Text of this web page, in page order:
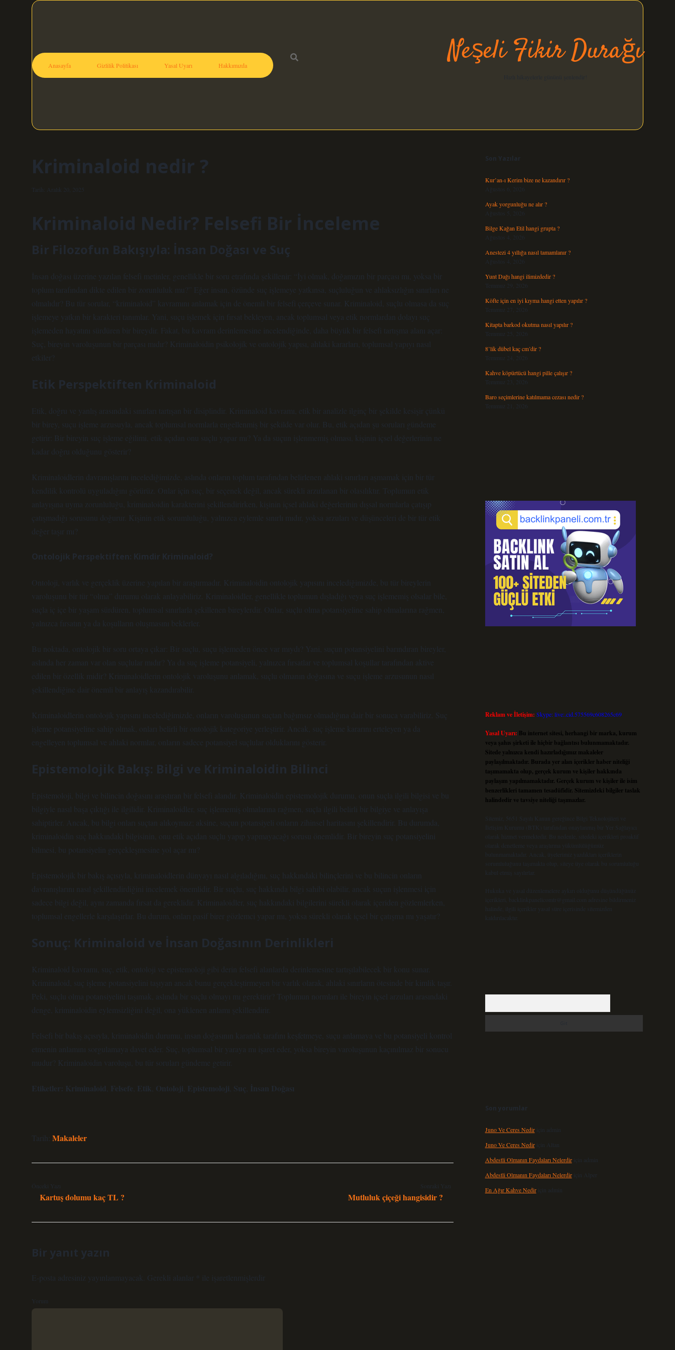
Anasayfa Gizlilik Politikası Yasal Uyarı Hakkımızda Neşeli Fikir Durağı
Kriminaloid nedir ?
Tarih: Aralık 20, 2025
Kriminaloid Nedir? Felsefi Bir İnceleme
Bir Filozofun Bakışıyla: İnsan Doğası ve Suç
İnsan doğası üzerine yazılan felsefi metinler, genellikle bir soru etrafında şekillenir: “İyi olmak, doğamızın bir parçası mı, yoksa bir
toplum tarafından dikte edilen bir zorunluluk mu?” Eğer insan, özünde suç işlemeye yatkınsa, suçluluğun ve ahlaksızlığın sınırları ne
olmalıdır? Bu tür sorular, “kriminaloid” kavramını anlamak için de önemli bir felsefi çerçeve sunar. Kriminaloid, suçlu olmasa da suç
işlemeye yatkın bir karakteri tanımlar. Yani, suçu işlemek için fırsat bekleyen, ancak toplumsal veya etik normlardan dolayı suç
işlemeden hayatını sürdüren bir bireydir. Fakat, bu kavram derinlemesine incelendiğinde, daha büyük bir felsefi tartışma alanı açar:
Suç, bireyin varoluşunun bir parçası mıdır? Kriminaloidin psikolojik ve ontolojik yapısı, ahlaki kararları, toplumsal yapıyı nasıl
etkiler?
Etik Perspektiften Kriminaloid
Etik, doğru ve yanlış arasındaki sınırları tartışan bir disiplindir. Kriminaloid kavramı, etik bir analizle ilginç bir şekilde kesişir çünkü
bir birey, suçu işleme arzusuyla, ancak toplumsal normlarla engellenmiş bir şekilde var olur. Bu, etik açıdan şu soruları gündeme
getirir: Bir bireyin suç işleme eğilimi, etik açıdan onu suçlu yapar mı? Ya da suçun işlenmemiş olması, kişinin içsel değerlerinin ne
kadar doğru olduğunu gösterir?
Kriminaloidlerin davranışlarını incelediğimizde, aslında onların toplum tarafından belirlenen ahlaki sınırları aşmamak için bir tür
kendilik kontrolü uyguladığını görürüz. Onlar için suç, bir seçenek değil, ancak sürekli arzulanan bir olasılıktır. Toplumun etik
anlayışına uyma zorunluluğu, kriminaloidin karakterini şekillendirirken, kişinin içsel ahlaki değerlerinin dışsal normlarla çatışıp
çatışmadığı sorusunu doğurur. Kişinin etik sorumluluğu, yalnızca eylemle sınırlı mıdır, yoksa arzuları ve düşünceleri de bir tür etik
değer taşır mı?
Ontolojik Perspektiften: Kimdir Kriminaloid?
Ontoloji, varlık ve gerçeklik üzerine yapılan bir araştırmadır. Kriminaloidin ontolojik yapısını incelediğimizde, bu tür bireylerin
varoluşunu bir tür “olma” durumu olarak anlayabiliriz. Kriminaloidler, genellikle toplumun dışladığı veya suç işlememiş olsalar bile,
suçla iç içe bir yaşam sürdüren, toplumsal sınırlarla şekillenen bireylerdir. Onlar, suçlu olma potansiyeline sahip olmalarına rağmen,
yalnızca fırsatın ya da koşulların oluşmasını beklerler.
Bu noktada, ontolojik bir soru ortaya çıkar: Bir suçlu, suçu işlemeden önce var mıydı? Yani, suçun potansiyelini barındıran bireyler,
aslında her zaman var olan suçlular mıdır? Ya da suç işleme potansiyeli, yalnızca fırsatlar ve toplumsal koşullar tarafından aktive
edilen bir özellik midir? Kriminaloidlerin ontolojik varoluşunu anlamak, suçlu olmanın doğasına ve suçu işleme arzusunun nasıl
şekillendiğine dair önemli bir anlayış kazandırabilir.
Kriminaloidlerin ontolojik yapısını incelediğimizde, onların varoluşunun suçtan bağımsız olmadığına dair bir sonuca varabiliriz. Suç
işleme potansiyeline sahip olmak, onları belirli bir ontolojik kategoriye yerleştirir. Ancak, suç işleme kararını erteleyen ya da
engelleyen toplumsal ve ahlaki normlar, onların sadece potansiyel suçlular olduklarını gösterir.
Epistemolojik Bakış: Bilgi ve Kriminaloidin Bilinci
Epistemoloji, bilgi ve bilincin doğasını araştıran bir felsefi alandır. Kriminaloidin epistemolojik durumu, onun suçla ilgili bilgisi ve bu
bilgiyle nasıl başa çıktığı ile ilgilidir. Kriminaloidler, suç işlememiş olmalarına rağmen, suçla ilgili belirli bir bilgiye ve anlayışa
sahiptirler. Ancak, bu bilgi onları suçtan alıkoymaz; aksine, suçun potansiyeli onların zihinsel haritasını şekillendirir. Bu durumda,
kriminaloidin suç hakkındaki bilgisinin, onu etik açıdan suçlu yapıp yapmayacağı sorusu önemlidir. Bir bireyin suç potansiyelini
bilmesi, bu potansiyelin gerçekleşmesine yol açar mı?
Epistemolojik bir bakış açısıyla, kriminaloidlerin dünyayı nasıl algıladığını, suç hakkındaki bilinçlerini ve bu bilincin onların
davranışlarını nasıl şekillendirdiğini incelemek önemlidir. Bir suçlu, suç hakkında bilgi sahibi olabilir, ancak suçun işlenmesi için
sadece bilgi değil, aynı zamanda fırsat da gereklidir. Kriminaloidler, suç hakkındaki bilgilerini sürekli olarak içeriden gözlemlerken,
toplumsal engellerle karşılaşırlar. Bu durum, onları pasif birer gözlemci yapar mı, yoksa sürekli olarak içsel bir çatışma mı yaşatır?
Sonuç: Kriminaloid ve İnsan Doğasının Derinlikleri
Kriminaloid kavramı, suç, etik, ontoloji ve epistemoloji gibi derin felsefi alanlarda derinlemesine tartışılabilecek bir konu sunar.
Kriminaloid, suç işleme potansiyelini taşıyan ancak bunu gerçekleştirmeyen bir varlık olarak, ahlaki sınırların ötesinde bir kimlik taşır.
Peki, suçlu olma potansiyelini taşımak, aslında bir suçlu olmayı mı gerektirir? Toplumun normları ile bireyin içsel arzuları arasındaki
denge, kriminaloidin eylemsizliğini değil, ona yüklenen anlamı şekillendirir.
Felsefi bir bakış açısıyla, kriminaloidin durumu, insan doğasının karanlık tarafını keşfetmeye, suçu anlamaya ve bu potansiyeli kontrol
etmenin anlamını sorgulamaya davet eder. Suç, toplumsal bir yaraya mı işaret eder, yoksa bireyin varoluşunun kaçınılmaz bir sonucu
mudur? Kriminaloidin varoluşu, bu tür soruları gündeme getirir.
Etiketler: Kriminaloid Felsefe Etik Ontoloji Epistemoloji Suç İnsan Doğası
Tarih: Makaleler
Önceki Yazı
Kartuş dolumu kaç TL ?
Sonraki Yazı
Mutluluk çiçeği hangisidir ?
Bir yanıt yazın
E-posta adresiniz yayınlanmayacak. Gerekli alanlar ile işaretlenmişlerdir
Yorum
Son Yazılar
Kur’an-ı Kerim bize ne kazandırır ?
Ağustos 6, 2026
Ayak yorgunluğu ne alır ?
Ağustos 5, 2026
Bilge Kağan Etil hangi grupta ?
Ağustos 4, 2026
Anestezi 4 yıllığa nasıl tamamlanır ?
Ağustos 4, 2026
Yunt Dağı hangi ilimizdedir ?
Temmuz 29, 2026
Köfte için en iyi kıyma hangi etten yapılır ?
Temmuz 27, 2026
Kitapta barkod okutma nasıl yapılır ?
Temmuz 25, 2026
8’lik dübel kaç cm’dir ?
Temmuz 24, 2026
Kahve köpürtücü hangi pille çalışır ?
Temmuz 23, 2026
Baro seçimlerine katılmama cezası nedir ?
Temmuz 21, 2026
Reklam ve İletişim: Skype: live:.cid.575569c608265c69
Yasal Uyarı: Bu internet sitesi, herhangi bir marka, kurum
veya şahıs şirketi ile hiçbir bağlantısı bulunmamaktadır.
Sitede yalnızca kendi hazırladığımız makaleler
paylaşılmaktadır. Burada yer alan içerikler haber niteliği
taşımamakta olup, gerçek kurum ve kişiler hakkında
paylaşım yapılmamaktadır. Gerçek kurum ve kişiler ile isim
benzerlikleri tamamen tesadüfidir. Sitemizdeki bilgiler taslak
halindedir ve tavsiye niteliği taşımazlar.
Sitemiz, 5651 Sayılı Kanun gereğince Bilgi Teknolojileri ve
İletişim Kurumu (BTK) tarafından onaylanmış bir Yer Sağlayıcı
olarak hizmet vermektedir. Bu nedenle, sitedeki içerikleri proaktif
olarak denetleme veya araştırma yükümlülüğümüz
bulunmamaktadır. Ancak, üyelerimiz yazdıkları içeriklerin
sorumluluğunu taşımakta olup, siteye üye olarak bu sorumluluğu
kabul etmiş sayılırlar.
Hukuka ve yasal düzenlemelere aykırı olduğunu düşündüğünüz
içerikleri,
backlinkpanelicomtr@gmail.com
adresine bildirmeniz
halinde, ilgili içerikler yasal süre içerisinde sitemizden
kaldırılacaktır.
Son yorumlar
Juno Ve Ceres Nediriçin
admin
Juno Ve Ceres Nediriçin Altan
Abdestli Olmanın Faydaları Nelerdiriçin
admin
Abdestli Olmanın Faydaları Nelerdiriçin Alper
En Ağır Kahve Nediriçin admin